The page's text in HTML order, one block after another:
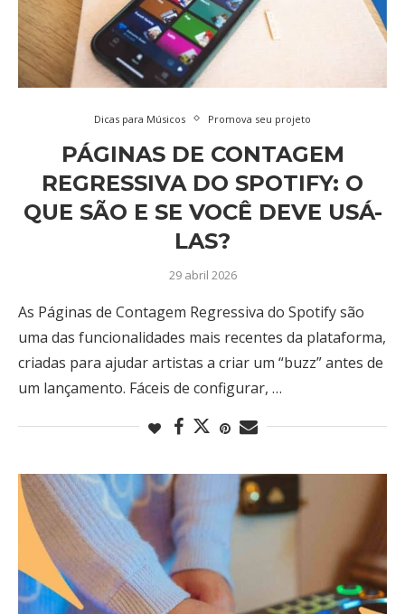
Dicas para Músicos Promova seu projeto
PÁGINAS DE CONTAGEM
REGRESSIVA DO SPOTIFY: O
QUE SÃO E SE VOCÊ DEVE USÁ-
LAS?
29 abril 2026
As Páginas de Contagem Regressiva do Spotify são
uma das funcionalidades mais recentes da plataforma,
criadas para ajudar artistas a criar um “buzz” antes de
um lançamento. Fáceis de configurar, …